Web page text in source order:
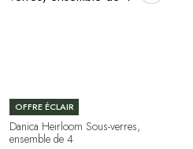
OFFRE ÉCLAIR
Danica Heirloom Sous-verres,
ensemble de 4